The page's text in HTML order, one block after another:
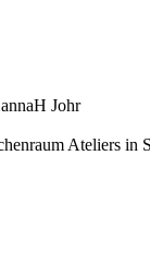
Johr
Ateliers in